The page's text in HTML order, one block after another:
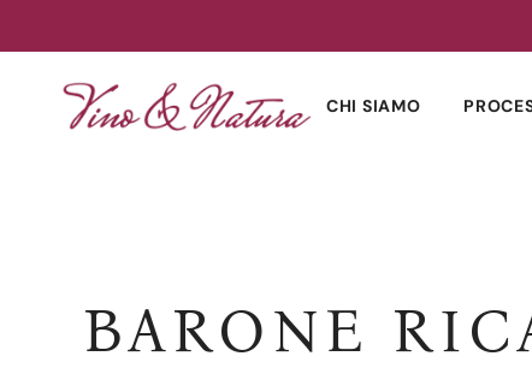
CHI SIAMO
BARONE